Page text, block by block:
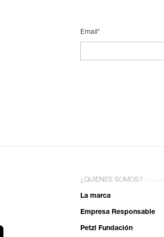
Email*
¿QUIÉNES SOMOS?
La marca
Empresa Responsable
Petzl Fundación